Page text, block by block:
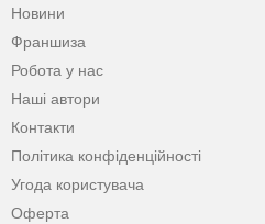
Новини
Франшиза
Робота у нас
Наші автори
Контакти
Політика конфіденційності
Угода користувача
Оферта